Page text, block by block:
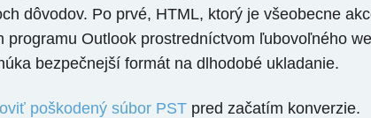
dôvodov. Po prvé, HTML, ktorý je všeobecne
Outlook prostredníctvom ľubovoľného
bezpečnejší formát na dlhodobé ukladanie.
poškodený súbor PSTpred začatím konverzie.